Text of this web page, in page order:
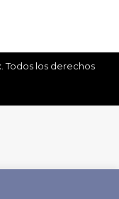
Todos los derechos